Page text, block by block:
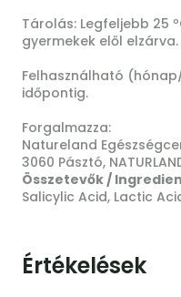
Tárolás: Legfeljebb 25
gyermekek elől elzárva.
Felhasználható
időpontig.
Forgalmazza:
Natureland
3060 Pásztó,
Összetevők /
Salicylic Acid, Lactic
Értékelések